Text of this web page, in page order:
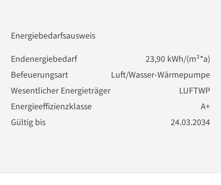
Schlüssel zu einem neuen, hochwertigen
Energiebedarfsausweis
Endenergiebedarf
23,90 kWh/(m²*a)
Befeuerungsart
Luft/Wasser-Wärmepumpe
Wesentlicher Energieträger
LUFTWP
Energieeffizienzklasse
A+
Gültig bis
24.03.2034